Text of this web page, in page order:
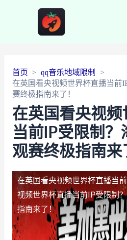
首页
qq音乐地域限制
在英国看央视频世界杯直播当前
赛终极指南来了！
在英国看央视频
当前IP受限制？
观赛终极指南来
在英国看央视频世界杯直播当
视频世界杯直播当前IP受限制
指南来了！